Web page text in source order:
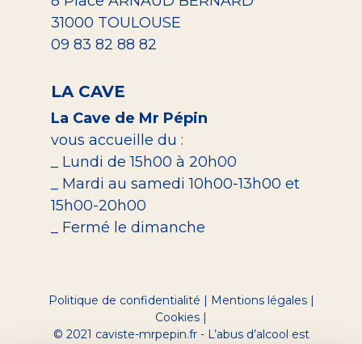
31000 TOULOUSE
09 83 82 88 82
LA CAVE
La Cave de Mr Pépin
vous accueille du :
_ Lundi de 15h00 à 20h00
_ Mardi au samedi 10h00-13h00 et
15h00-20h00
_ Fermé le dimanche
Politique de confidentialité | Mentions légales|
Cookies |
© 2021 caviste-mrpepin.fr - L’abus d’alcool est